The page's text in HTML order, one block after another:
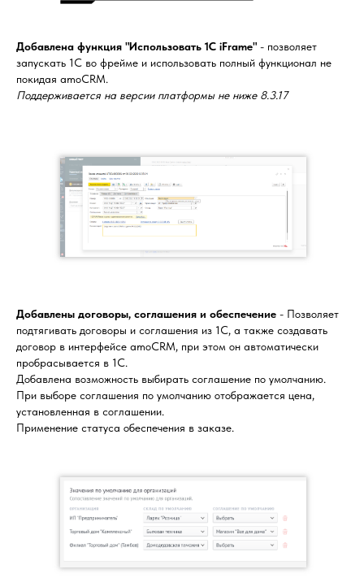
Добавлена функция "Использовать 1С iFrame" - позволяет
запускать 1С во фрейме и использовать полный функционал не
покидая amoCRM.
Поддерживается на версии платформы не ниже 8.3.17
Добавлены договоры, соглашения и обеспечение - Позволяет
подтягивать договоры и соглашения из 1C, а также создавать
договор в интерфейсе amoCRM, при этом он автоматически
пробрасывается в 1С.
Добавлена возможность выбирать соглашение по умолчанию.
При выборе соглашения по умолчанию отображается цена,
установленная в соглашении.
Применение статуса обеспечения в заказе.